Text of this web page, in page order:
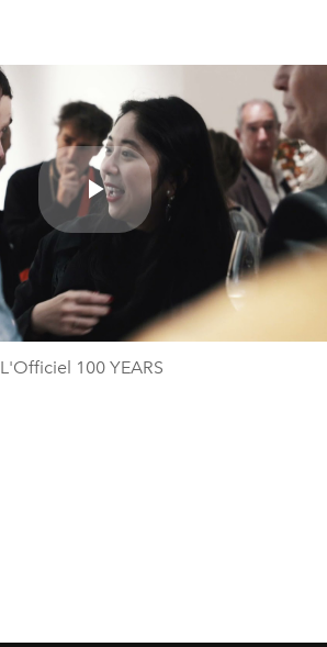
Play
Video
L'Officiel 100 YEARS